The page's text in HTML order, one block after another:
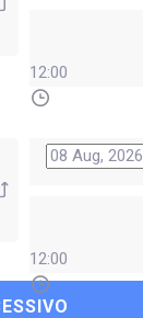
12:00
12:00